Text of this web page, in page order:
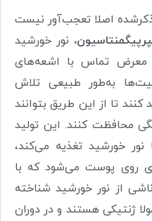
اصلا تعجب‌آور نیست
نور خورشید
تماس با اشعه‌های
به‌طور طبیعی تلاش
تا از این طریق بتوانند
محافظت کنند. این تولید
نور خورشید تغذیه می‌کند،
روی پوست می‌شود که با
از نور خورشید شناخته
ژنتیکی هستند و در دوران